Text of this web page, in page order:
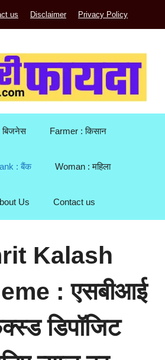
us Disclaimer Privacy Policy
Farmer : किसान
: बैंक Woman : महिला
Us Contact us
Kalash
: एसबीआई
डिपॉजिट